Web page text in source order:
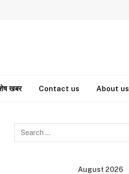
खबर Contact us About us
August 2026